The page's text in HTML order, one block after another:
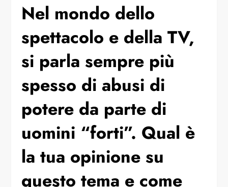
Nel mondo dello
spettacolo e della TV,
si parla sempre più
spesso di abusi di
potere da parte di
uomini “forti”. Qual è
la tua opinione su
questo tema e come